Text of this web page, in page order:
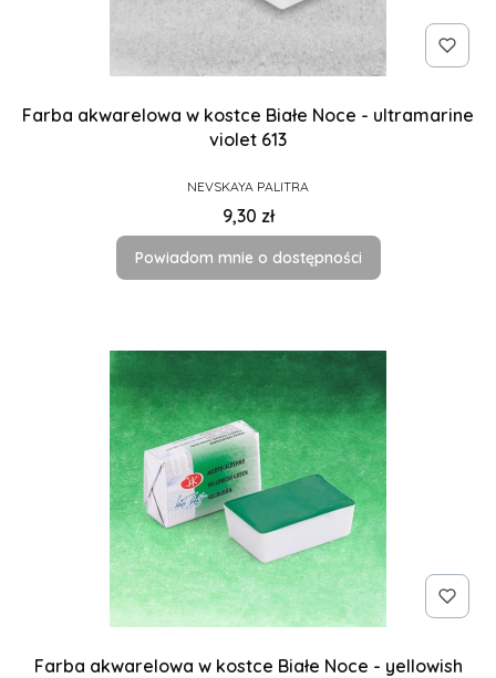
Farba akwarelowa w kostce Białe Noce - ultramarine
violet 613
PRODUCENT
NEVSKAYA PALITRA
Cena
9,30 zł
Powiadom mnie o dostępności
Farba akwarelowa w kostce Białe Noce - yellowish